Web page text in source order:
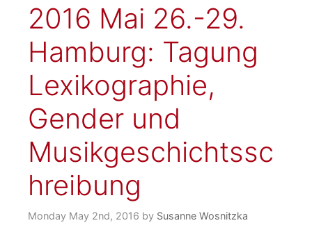
2016 Mai 26.-29.
Hamburg: Tagung
Lexikographie,
Gender und
Musikgeschichtssc
hreibung
Monday May 2nd, 2016 by Susanne Wosnitzka